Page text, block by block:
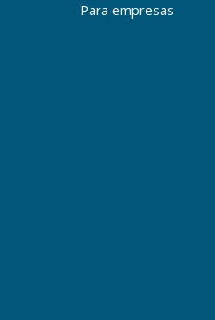
Para empresas